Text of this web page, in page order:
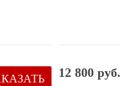
12 800 руб.